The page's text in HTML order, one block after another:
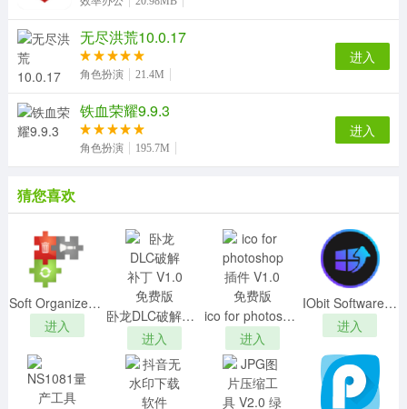
无尽洪荒10.0.17
角色扮演 21.4M
进入
铁血荣耀9.9.3
角色扮演 195.7M
进入
猜您喜欢
Soft Organizerv8.10最新版
进入
卧龙DLC破解补丁 V1.0 免费版
进入
ico for photoshop插件 V1.0 免费版
进入
IObit Software Updaterv3.4.0.1899绿色便携版
进入